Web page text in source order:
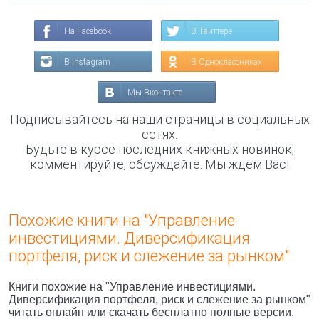
На Facebook В Твиттере
В Instagram В Одноклассниках
Мы Вконтакте
Подписывайтесь на наши страницы в социальных
сетях.
Будьте в курсе последних книжных новинок,
комментируйте, обсуждайте. Мы ждём Вас!
Похожие книги на "Управление
инвестициями. Диверсификация
портфеля, риск и слежение за рынком"
Книги похожие на "Управление инвестициями.
Диверсификация портфеля, риск и слежение за рынком"
читать онлайн или скачать бесплатно полные версии.